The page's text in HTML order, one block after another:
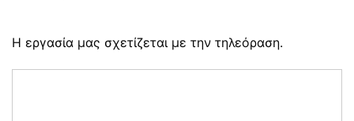
Η εργασία μας σχετίζεται με την τηλεόραση.